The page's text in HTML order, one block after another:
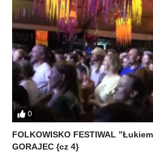
0
FOLKOWISKO FESTIWAL
GORAJEC {cz 4}